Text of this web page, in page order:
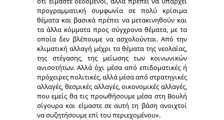
προγραμματική συμφωνία σε πολύ κρίσιμα
θέματα και βασικά πρέπει να μετακινηθούν και
τα άλλα κόμματα προς σύγχρονα θέματα, με τα
οποία δεν βλέπουμε να ασχολούνται. Από την
κλιματική αλλαγή μέχρι τα θέματα της νεολαίας,
της στέγασης, της μείωσης των κοινωνικών
ανισοτήτων. Αλλά όχι μέσα από επιδοματικές ή
πρόχειρες πολιτικές, αλλά μέσα από στρατηγικές
αλλαγές, θεσμικές αλλαγές, οικονομικές αλλαγές,
που εμείς θα τις προωθήσουμε μέσα στη Βουλή
σίγουρα και είμαστε σε αυτή τη βάση ανοιχτοί
να συζητήσουμε επί του περιεχομένου».